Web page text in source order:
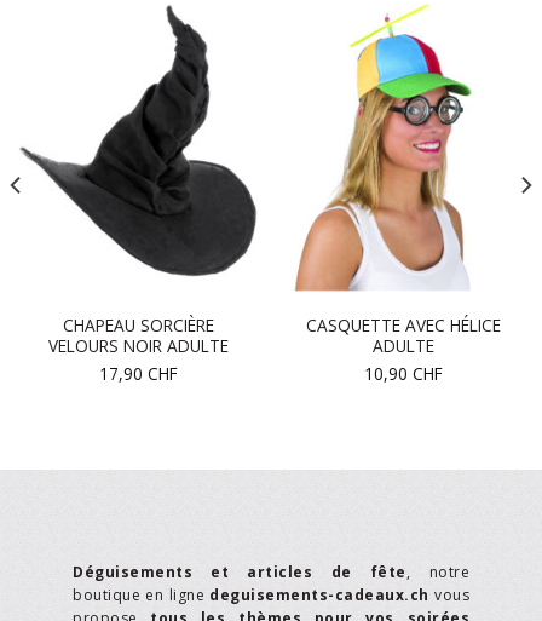
CHAPEAU SORCIÈRE
VELOURS NOIR ADULTE
17,90 CHF
CASQUETTE AVEC HÉLICE
ADULTE
10,90 CHF
Déguisements et articles de fête, notre
boutique en ligne deguisements-cadeaux.ch vous